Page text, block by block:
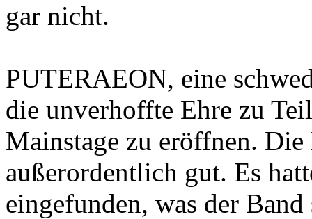
gar nicht.
PUTERAEON, eine
die unverhoffte Ehre zu
Mainstage zu eröffnen.
außerordentlich gut. Es
eingefunden, was der